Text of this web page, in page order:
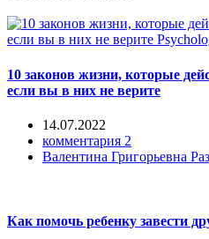
10 законов жизни, которые
если вы в них не верите
14.07.2022
комментария 2
Валентина Григорьевна
Как помочь ребенку завести